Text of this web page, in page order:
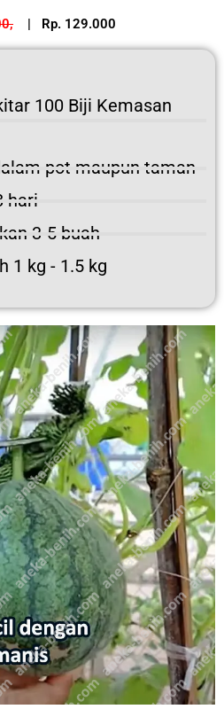
| Rp. 129.000
100 Biji Kemasan
pot maupun taman
hari
3-5 buah
1 kg - 1.5 kg